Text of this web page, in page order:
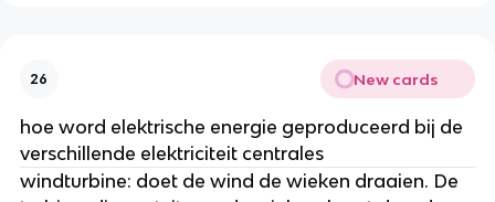
26 New cards
hoe word elektrische energie geproduceerd bij de
verschillende elektriciteit centrales
windturbine: doet de wind de wieken draaien. De